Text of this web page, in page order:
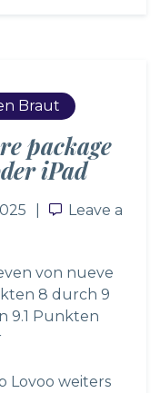
Braut
package
iPad
Leave a
Leave a
von nueve
8 durch 9
9.1 Punkten
Lovoo weiters